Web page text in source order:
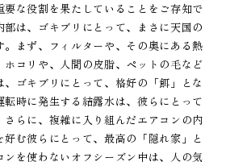
な役割を果たしていることをご存知で
部は、ゴキブリにとって、まさに天国の
。まず、フィルターや、その奥にある熱
コリや、人間の皮脂、ペットの毛など
ゴキブリにとって、格好の「餌」とな
転時に発生する結露水は、彼らにとって
さらに、複雑に入り組んだエアコンの内
む彼らにとって、最高の「隠れ家」と
を使わないオフシーズン中は、人の気